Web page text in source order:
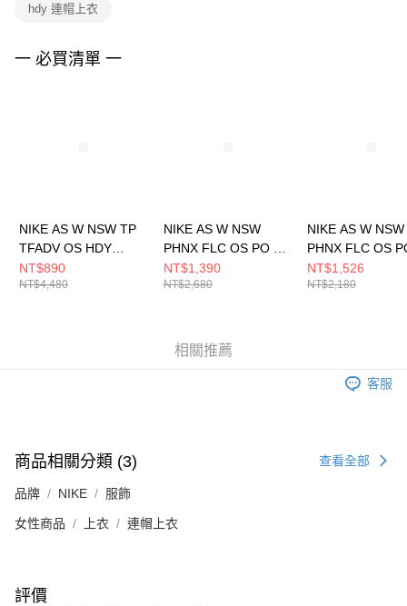
３．未成年的使用者請事先徵得法定代理人或監護人之同意方可使用
４．使用「AFTEE先享後付」時，將依據個別帳號之用戶狀況，依本公司即
hdy 連帽上衣
一 必買清單 一
NIKE AS W NSW TP
TFADV OS HDY
NKFWD 女 連帽上衣
FN0297077
NT$890
NT$4,480
NIKE AS W NSW
PHNX FLC OS PO HD
GCE 女 連帽上衣
HQ4869010
NT$1,390
NT$2,680
NIKE AS W NSW
PHNX FLC OS
HOODIE 女 連帽
DQ5861667
NT$1,526
NT$2,180
相關推薦
客服
商品相關分類 (3) 查看全部
品牌 NIKE 服飾
女性商品 上衣 連帽上衣
評價